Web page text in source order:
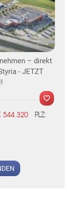
TE
– direkt
- JETZT
544.320 PLZ: